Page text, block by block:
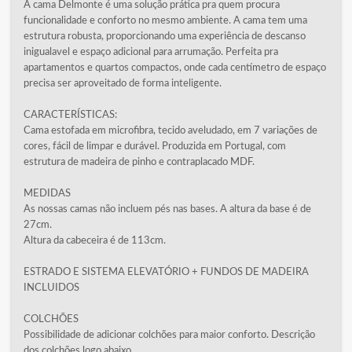
A cama Delmonte é uma solução prática pra quem procura
funcionalidade e conforto no mesmo ambiente. A cama tem uma
estrutura robusta, proporcionando uma experiência de descanso
inigualavel e espaço adicional para arrumação. Perfeita pra
apartamentos e quartos compactos, onde cada centímetro de espaço
precisa ser aproveitado de forma inteligente.
CARACTERÍSTICAS:
Cama estofada em microfibra, tecido aveludado, em 7 variações de
cores, fácil de limpar e durável. Produzida em Portugal, com
estrutura de madeira de pinho e contraplacado MDF.
MEDIDAS
As nossas camas não incluem pés nas bases. A altura da base é de
27cm.
Altura da cabeceira é de 113cm.
ESTRADO E SISTEMA ELEVATÓRIO + FUNDOS DE MADEIRA
INCLUIDOS
COLCHÕES
Possibilidade de adicionar colchões para maior conforto. Descrição